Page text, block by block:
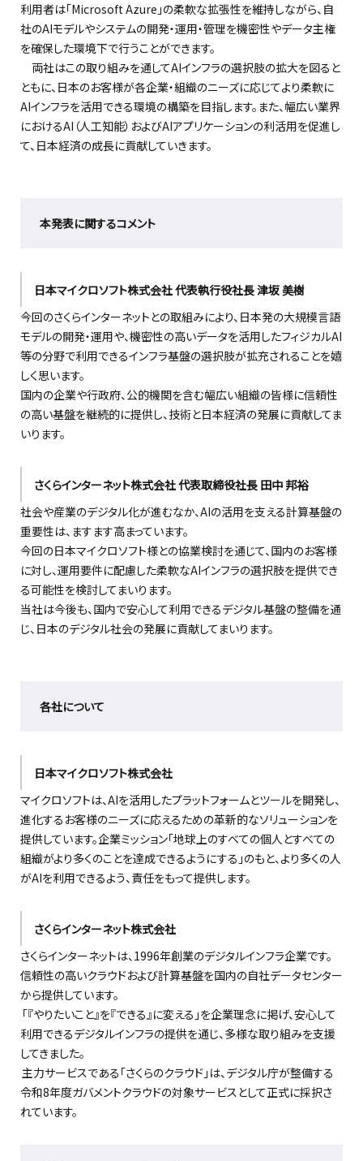
利用者は「Microsoft Azure」の柔軟な拡張性を維持しながら、自
社のAIモデルやシステムの開発・運用・管理を機密性やデータ主権
を確保した環境下で行うことができます。
両社はこの取り組みを通してAIインフラの選択肢の拡大を図ると
ともに、日本のお客様が各企業・組織のニーズに応じてより柔軟に
AIインフラを活用できる環境の構築を目指します。また、幅広い業界
におけるAI（人工知能）およびAIアプリケーションの利活用を促進し
て、日本経済の成長に貢献していきます。
本発表に関するコメント
日本マイクロソフト株式会社 代表執行役社長 津坂 美樹
今回のさくらインターネットとの取組みにより、日本発の大規模言語
モデルの開発・運用や、機密性の高いデータを活用したフィジカルAI
等の分野で利用できるインフラ基盤の選択肢が拡充されることを嬉
しく思います。
国内の企業や行政府、公的機関を含む幅広い組織の皆様に信頼性
の高い基盤を継続的に提供し、技術と日本経済の発展に貢献してま
いります。
さくらインターネット株式会社 代表取締役社長 田中 邦裕
社会や産業のデジタル化が進むなか、AIの活用を支える計算基盤の
重要性は、ますます高まっています。
今回の日本マイクロソフト様との協業検討を通じて、国内のお客様
に対し、運用要件に配慮した柔軟なAIインフラの選択肢を提供でき
る可能性を検討してまいります。
当社は今後も、国内で安心して利用できるデジタル基盤の整備を通
じ、日本のデジタル社会の発展に貢献してまいります。
各社について
日本マイクロソフト株式会社
マイクロソフトは、AIを活用したプラットフォームとツールを開発し、
進化するお客様のニーズに応えるための革新的なソリューションを
提供しています。企業ミッション「地球上のすべての個人とすべての
組織がより多くのことを達成できるようにする」のもと、より多くの人
がAIを利用できるよう、責任をもって提供します。
さくらインターネット株式会社
さくらインターネットは、1996年創業のデジタルインフラ企業です。
信頼性の高いクラウドおよび計算基盤を国内の自社データセンター
から提供しています。
「『やりたいこと』を『できる』に変える」を企業理念に掲げ、安心して
利用できるデジタルインフラの提供を通じ、多様な取り組みを支援
してきました。
主力サービスである「さくらのクラウド」は、デジタル庁が整備する
令和8年度ガバメントクラウドの対象サービスとして正式に採択さ
れています。